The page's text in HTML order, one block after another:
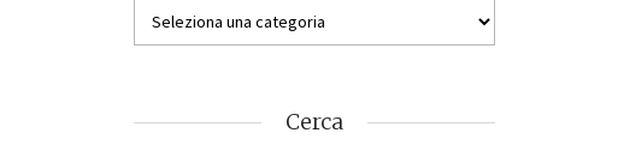
Cerca